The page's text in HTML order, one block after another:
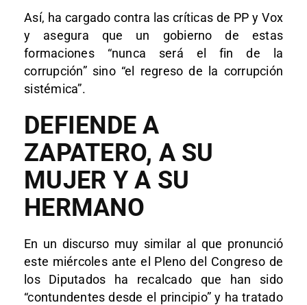
Así, ha cargado contra las críticas de PP y Vox
y asegura que un gobierno de estas
formaciones “nunca será el fin de la
corrupción” sino “el regreso de la corrupción
sistémica”.
DEFIENDE A
ZAPATERO, A SU
MUJER Y A SU
HERMANO
En un discurso muy similar al que pronunció
este miércoles ante el Pleno del Congreso de
los Diputados ha recalcado que han sido
“contundentes desde el principio” y ha tratado